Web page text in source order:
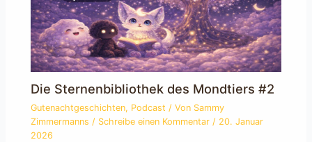
Die Sternenbibliothek des Mondtiers #2
Gutenachtgeschichten, Podcast / Von Sammy
Zimmermanns/ Schreibe einen Kommentar / 20. Januar
2026